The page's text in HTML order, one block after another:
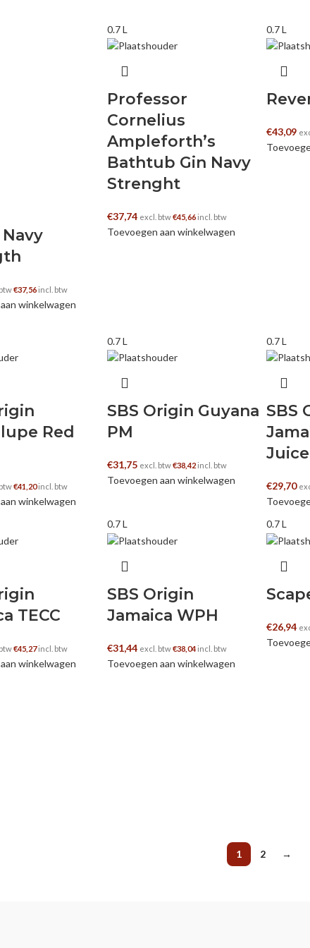
€37,56 incl. btw
winkelwagen
0.7 L
Professor
Cornelius
Ampleforth’s
Bathtub Gin Navy
Strenght
€37,74 excl. btw€45,66 incl. btw
Toevoegen aan winkelwagen
0.7 L
€43,09
Red
€41,20incl. btw
winkelwagen
0.7 L
SBS Origin Guyana
PM
€31,75 excl. btw€38,42 incl. btw
Toevoegen aan winkelwagen
0.7 L
SBS
Juice
€29,70
TECC
€45,27incl. btw
winkelwagen
0.7 L
SBS Origin
Jamaica WPH
€31,44 excl. btw€38,04 incl. btw
Toevoegen aan winkelwagen
0.7 L
€26,94
1 2 →